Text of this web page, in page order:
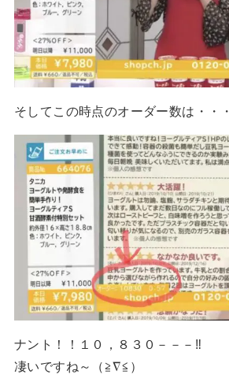
そしてこの時点のオーダー数は・・・
ナント！！１０，８３０－－－‼
凄いですね～（≧∇≦）